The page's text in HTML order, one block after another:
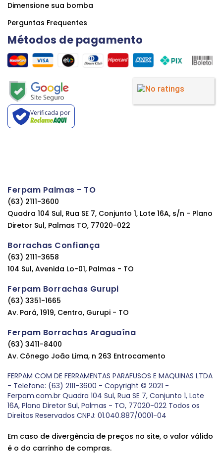
Dimensione sua bomba
Perguntas Frequentes
Métodos de pagamento
Verificada por
Ferpam Palmas - TO
(63) 2111-3600
Quadra 104 Sul, Rua SE 7, Conjunto 1, Lote 16A, s/n - Plano
Diretor Sul, Palmas TO, 77020-022
Borrachas Confiança
(63) 2111-3658
104 Sul, Avenida Lo-01, Palmas - TO
Ferpam Borrachas Gurupi
(63) 3351-1665
Av. Pará, 1919, Centro, Gurupi - TO
Ferpam Borrachas Araguaína
(63) 3411-8400
Av. Cônego João Lima, n 263 Entrocamento
FERPAM COM DE FERRAMENTAS PARAFUSOS E MAQUINAS LTDA
- Telefone: (63) 2111-3600 - Copyright © 2021 -
Ferpam.com.br Quadra 104 Sul, Rua SE 7, Conjunto 1, Lote
16A, Plano Diretor Sul, Palmas - TO, 77020-022 Todos os
Direitos Reservados CNPJ: 01.040.887/0001-04
Em caso de divergência de preços no site, o valor válido
é o do carrinho de compras.